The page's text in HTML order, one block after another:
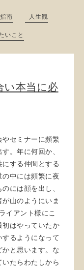
南 人生観
いこと
い本当に必
セミナーに頻繁
。年に何回か、
する仲間とする
中には頻繁に夜
には顔を出し、
が山のようにいま
イアント様にこ
はやっていたか
るようになって
と思います。な
たらわたしから